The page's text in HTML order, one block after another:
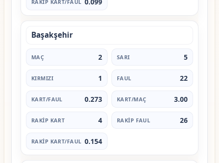
Başakşehir
2 5
1 22
0.273 3.00
4 26
0.154